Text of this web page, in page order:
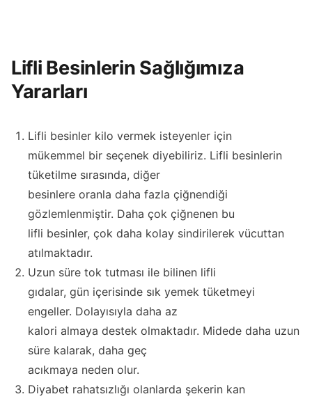
Lifli Besinlerin Sağlığımıza
Yararları
Lifli besinler kilo vermek isteyenler için
mükemmel bir seçenek diyebiliriz. Lifli besinlerin
tüketilme sırasında, diğer
besinlere oranla daha fazla çiğnendiği
gözlemlenmiştir. Daha çok çiğnenen bu
lifli besinler, çok daha kolay sindirilerek vücuttan
atılmaktadır.
Uzun süre tok tutması ile bilinen lifli
gıdalar, gün içerisinde sık yemek tüketmeyi
engeller. Dolayısıyla daha az
kalori almaya destek olmaktadır. Midede daha uzun
süre kalarak, daha geç
acıkmaya neden olur.
Diyabet rahatsızlığı olanlarda şekerin kan